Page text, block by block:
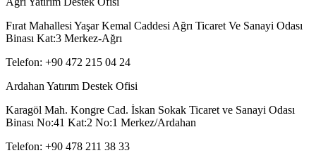
Fırat Mahallesi Yaşar Kemal Caddesi Ağrı Ticaret Ve Sanayi Odası
Binası Kat:3 Merkez-Ağrı
Telefon: +90 472 215 04 24
Ardahan Yatırım Destek Ofisi
Karagöl Mah. Kongre Cad. İskan Sokak Ticaret ve Sanayi Odası
Binası No:41 Kat:2 No:1 Merkez/Ardahan
Telefon: +90 478 211 38 33